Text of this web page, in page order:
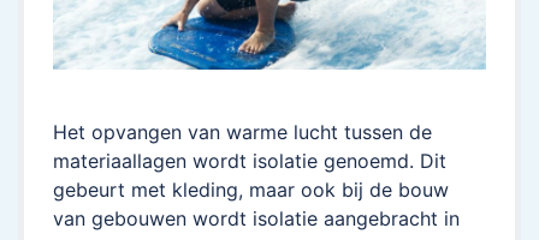
Het opvangen van warme lucht tussen de
materiaallagen wordt isolatie genoemd. Dit
gebeurt met kleding, maar ook bij de bouw
van gebouwen wordt isolatie aangebracht in